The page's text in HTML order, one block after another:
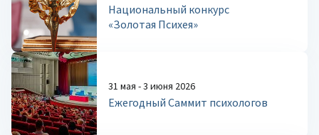
Национальный конкурс
«Золотая Психея»
31 мая - 3 июня 2026
Ежегодный Саммит психологов